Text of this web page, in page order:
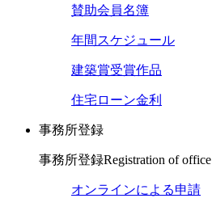
賛助会員名簿
年間スケジュール
建築賞受賞作品
住宅ローン金利
事務所登録
事務所登録Registration of office
オンラインによる申請